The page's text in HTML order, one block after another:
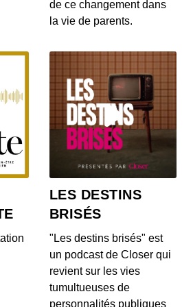
Range Rover et le Range Rover Sport s’offrent
nouveautés ! On en parle dans...
L'actu auto du 17 juillet 2020
- IL Y A 6 ANS
de ce vendredi 17 juillet : la découverte
Formentor, la présentation de...
L'actu auto du 16 juillet 2020
- IL Y A 6 ANS
menu du JT du jour : la Mercedes-AMG GT
Series, la Porsche 911 Turbo et le Ford...
de ce changement dans
la vie de parents.
LES DESTINS
BRISÉS
"Les destins brisés" est
un podcast de Closer qui
revient sur les vies
tumultueuses de
personnalités publiques